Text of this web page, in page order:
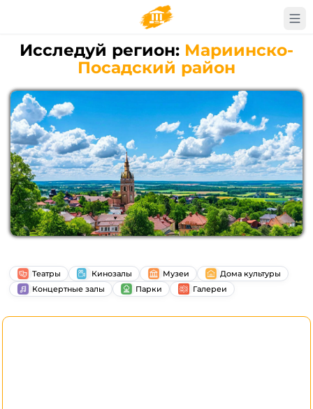
Исследуй регион: Мариинско-
Посадский район
Театры Кинозалы Музеи
Дома культуры
Концертные залы
Парки Галереи